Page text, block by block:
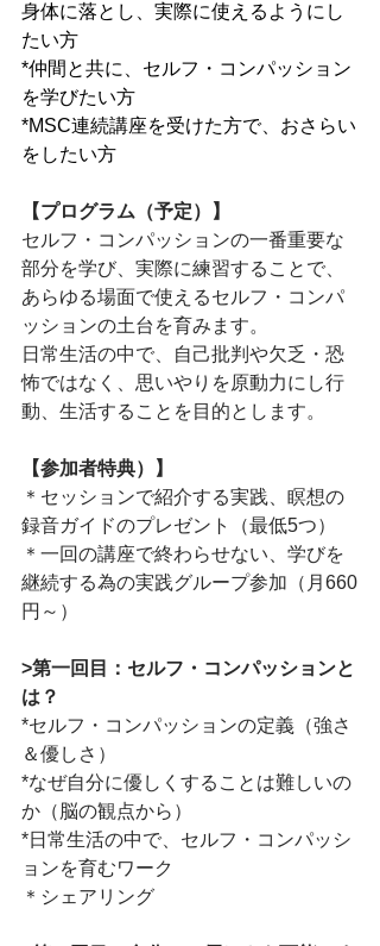
身体に落とし、実際に使えるようにし
たい方
*仲間と共に、セルフ・コンパッション
を学びたい方
*MSC連続講座を受けた方で、おさらい
をしたい方
【プログラム（予定）】
セルフ・コンパッションの一番重要な
部分を学び、実際に練習することで、
あらゆる場面で使えるセルフ・コンパ
ッションの土台を育みます。
日常生活の中で、自己批判や欠乏・恐
怖ではなく、思いやりを原動力にし行
動、生活することを目的とします。
【参加者特典）】
＊セッションで紹介する実践、瞑想の
録音ガイドのプレゼント（最低5つ）
＊一回の講座で終わらせない、学びを
継続する為の実践グループ参加（月660
円～）
>第一回目：セルフ・コンパッションと
は？
*セルフ・コンパッションの定義（強さ
＆優しさ）
*なぜ自分に優しくすることは難しいの
か（脳の観点から）
*日常生活の中で、セルフ・コンパッシ
ョンを育むワーク
＊シェアリング